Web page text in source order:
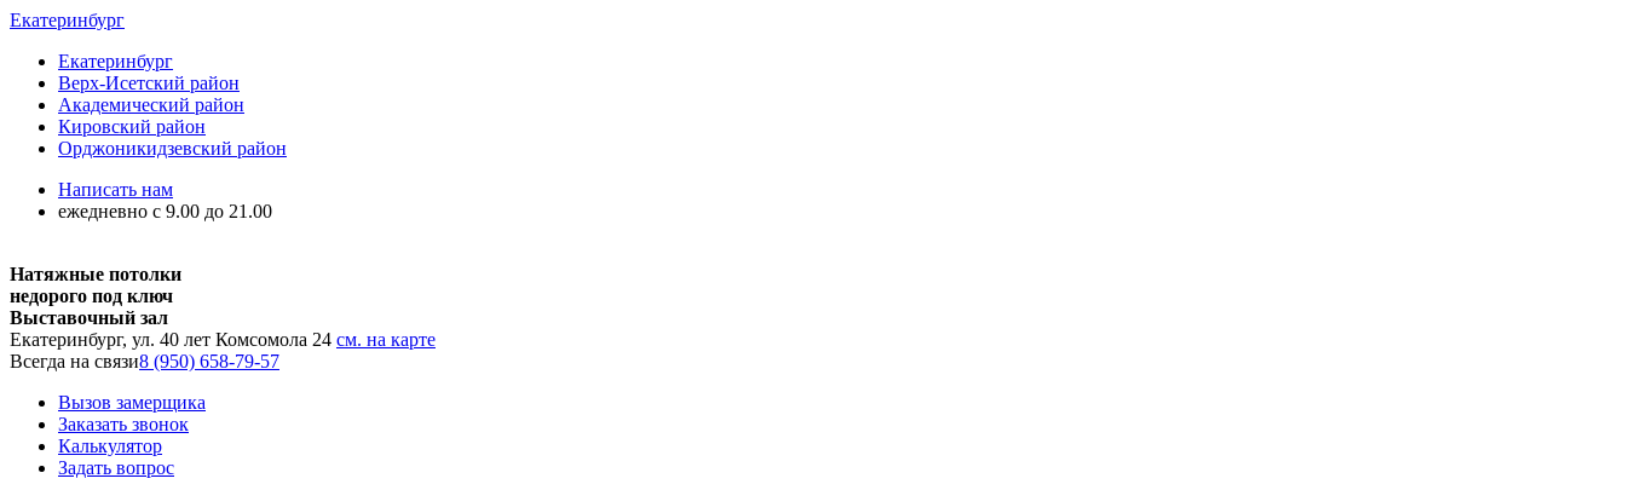
Екатеринбург
Екатеринбург
Верх-Исетский район
Академический район
Кировский район
Орджоникидзевский район
Написать нам
ежедневно с 9.00 до 21.00
Натяжные потолки
недорого под ключ
Выставочный зал
Екатеринбург, ул. 40 лет Комсомола 24 см. на карте
Всегда на связи8 (950) 658-79-57
Вызов замерщика
Заказать звонок
Калькулятор
Задать вопрос